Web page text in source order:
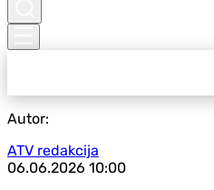
Autor:
ATV redakcija
06.06.2026 10:00